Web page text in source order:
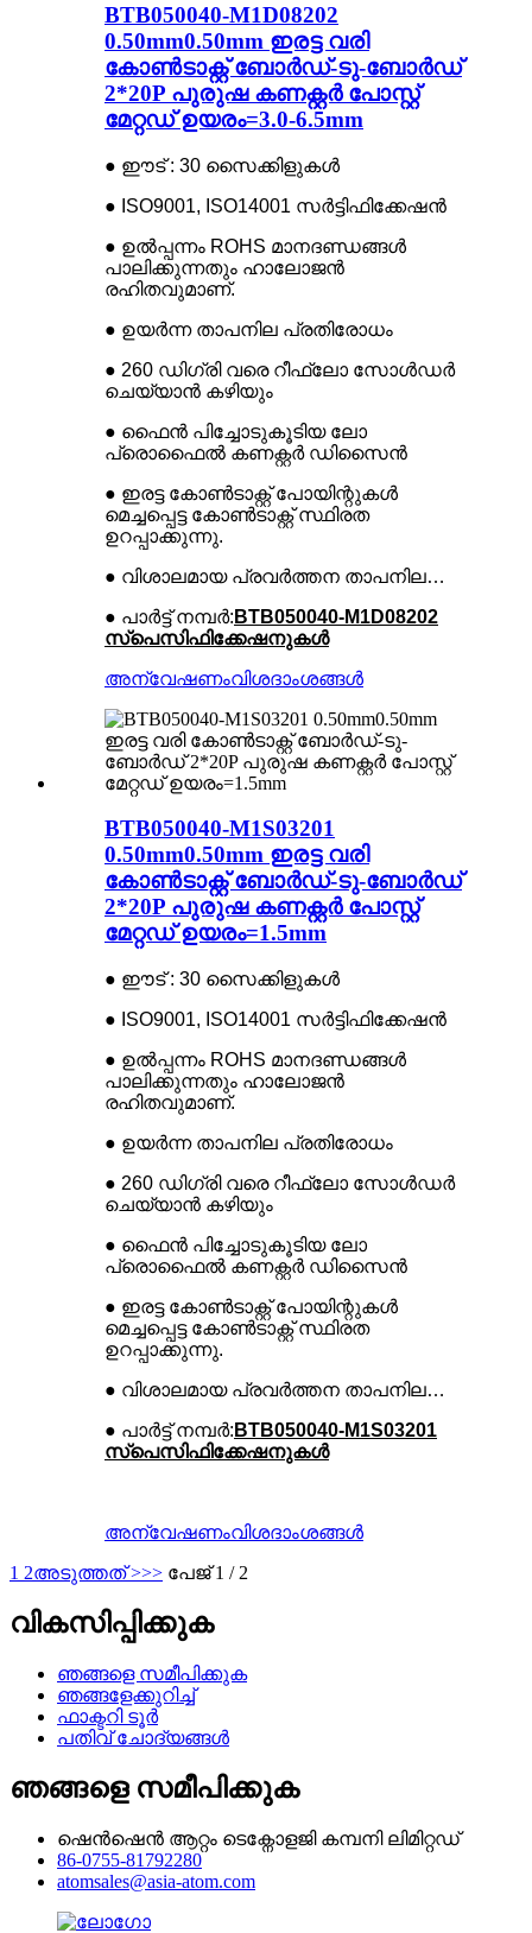
BTB050040-M1D08202
0.50mm0.50mm ഇരട്ട വരി
കോൺടാക്റ്റ് ബോർഡ്-ടു-ബോർഡ്
2*20P പുരുഷ കണക്റ്റർ പോസ്റ്റ്
മേറ്റഡ് ഉയരം=3.0-6.5mm
● ഈട് : 30 സൈക്കിളുകൾ
● ISO9001, ISO14001 സർട്ടിഫിക്കേഷൻ
● ഉൽപ്പന്നം ROHS മാനദണ്ഡങ്ങൾ
പാലിക്കുന്നതും ഹാലോജൻ
രഹിതവുമാണ്.
● ഉയർന്ന താപനില പ്രതിരോധം
● 260 ഡിഗ്രി വരെ റീഫ്ലോ സോൾഡർ
ചെയ്യാൻ കഴിയും
● ഫൈൻ പിച്ചോടുകൂടിയ ലോ
പ്രൊഫൈൽ കണക്റ്റർ ഡിസൈൻ
● ഇരട്ട കോൺടാക്റ്റ് പോയിന്റുകൾ
മെച്ചപ്പെട്ട കോൺടാക്റ്റ് സ്ഥിരത
ഉറപ്പാക്കുന്നു.
● വിശാലമായ പ്രവർത്തന താപനില…
● പാർട്ട് നമ്പർ: BTB050040-M1D08202
സ്പെസിഫിക്കേഷനുകൾ
അന്വേഷണംവിശദാംശങ്ങൾ
BTB050040-M1S03201
0.50mm0.50mm ഇരട്ട വരി
കോൺടാക്റ്റ് ബോർഡ്-ടു-ബോർഡ്
2*20P പുരുഷ കണക്റ്റർ പോസ്റ്റ്
മേറ്റഡ് ഉയരം=1.5mm
● ഈട് : 30 സൈക്കിളുകൾ
● ISO9001, ISO14001 സർട്ടിഫിക്കേഷൻ
● ഉൽപ്പന്നം ROHS മാനദണ്ഡങ്ങൾ
പാലിക്കുന്നതും ഹാലോജൻ
രഹിതവുമാണ്.
● ഉയർന്ന താപനില പ്രതിരോധം
● 260 ഡിഗ്രി വരെ റീഫ്ലോ സോൾഡർ
ചെയ്യാൻ കഴിയും
● ഫൈൻ പിച്ചോടുകൂടിയ ലോ
പ്രൊഫൈൽ കണക്റ്റർ ഡിസൈൻ
● ഇരട്ട കോൺടാക്റ്റ് പോയിന്റുകൾ
മെച്ചപ്പെട്ട കോൺടാക്റ്റ് സ്ഥിരത
ഉറപ്പാക്കുന്നു.
● വിശാലമായ പ്രവർത്തന താപനില…
● പാർട്ട് നമ്പർ: BTB050040-M1S03201
സ്പെസിഫിക്കേഷനുകൾ
അന്വേഷണംവിശദാംശങ്ങൾ
1 2അടുത്തത് >>> പേജ് 1 / 2
വികസിപ്പിക്കുക
ഞങ്ങളെ സമീപിക്കുക
ഞങ്ങളേക്കുറിച്ച്
ഫാക്ടറി ടൂർ
പതിവ് ചോദ്യങ്ങൾ
ഞങ്ങളെ സമീപിക്കുക
ഷെൻ‌ഷെൻ ആറ്റം ടെക്നോളജി കമ്പനി ലിമിറ്റഡ്
86-0755-81792280
atomsales@asia-atom.com